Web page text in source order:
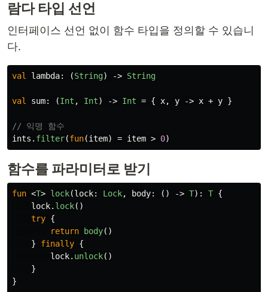
람다 타입 선언
인터페이스 선언 없이 함수 타입을 정의할 수 있습니
다.
val lambda: (String) -> String
val sum: (Int , Int) -> Int = { x, y -> x + y }
// 익명 함수
ints . filter(fun(item) = item > 0)
함수를 파라미터로 받기
fun <T> lock(lock: Lock, body: () -> T): T {
lock. lock()
try {
return
body()
}
finally {
lock. unlock()
}
}